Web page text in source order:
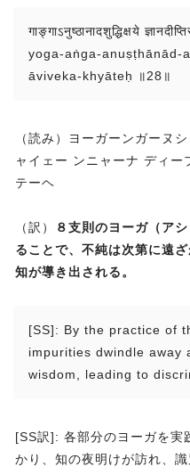
गाङ्गाऽनुष्ठानादशुद्धिक्षये
yoga-aṅga-anuṣṭhānād-
āviveka-khyāteḥ ॥28॥
（読み）ヨーガーンガーヌ
ャイェー ンニャーナ ディー
テーヘ
（訳）
８支則のヨーガ（ア
ることで、不純は次第に遠
知が導き出される。
[SS]: By the practice of
impurities dwindle away
wisdom, leading to
[SS訳]: 各部分のヨーガを実
かり、知の夜明けが訪れ、識